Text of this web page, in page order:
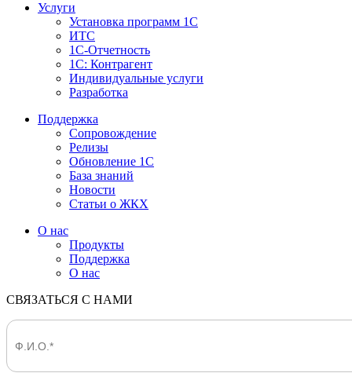
Услуги
Установка программ 1С
ИТС
1С-Отчетность
1С: Контрагент
Индивидуальные услуги
Разработка
Поддержка
Сопровождение
Релизы
Обновление 1С
База знаний
Новости
Статьи о ЖКХ
О нас
Продукты
Поддержка
О нас
СВЯЗАТЬСЯ С НАМИ